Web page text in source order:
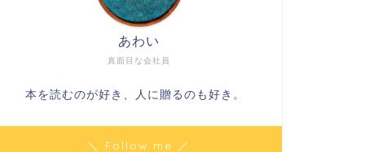
真面目な会社員
あわい
本を読むのが好き、人に贈るのも好き。
＼ Follow me ／